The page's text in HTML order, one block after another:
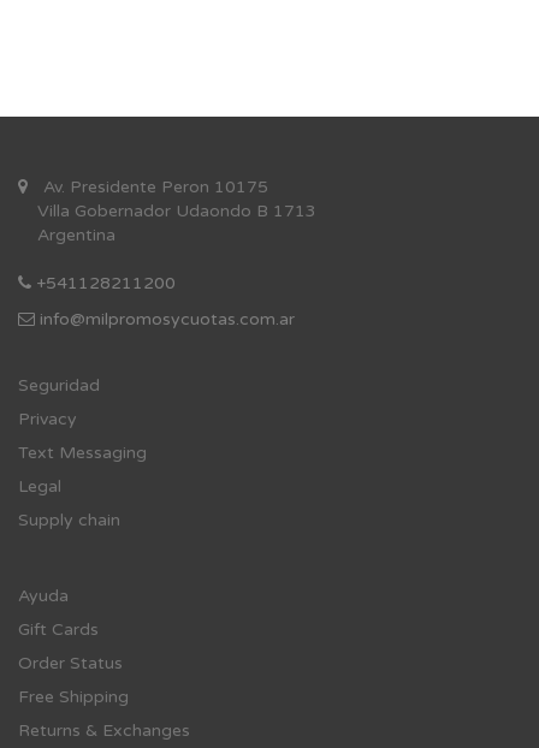
Av. Presidente Peron 10175
Villa Gobernador Udaondo B 1713
Argentina
+541128211200
info@milpromosycuotas.com.ar
Seguridad
Privacy
Text Messaging
Legal
Supply chain
Ayuda
Gift Cards
Order Status
Free Shipping
Returns & Exchanges